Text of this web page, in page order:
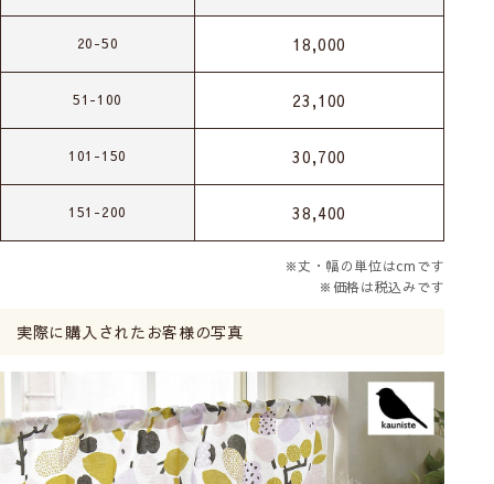
20-50 18,000
51-100 23,100
101-150 30,700
151-200 38,400
※丈・幅の単位はcmです
※価格は税込みです
実際に購入されたお客様の写真